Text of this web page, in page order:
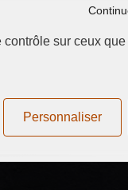
sur ceux
Personnaliser